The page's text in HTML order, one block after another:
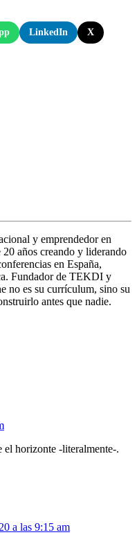
LinkedIn X
y emprendedor en
años creando y liderando
en España,
Fundador de TEKDI y
no es su currículum, sino su
antes que nadie.
el horizonte -literalmente-.
a las 9:15 am